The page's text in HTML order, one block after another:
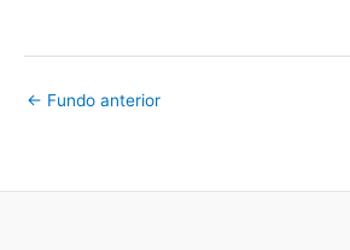
← Fundo anterior